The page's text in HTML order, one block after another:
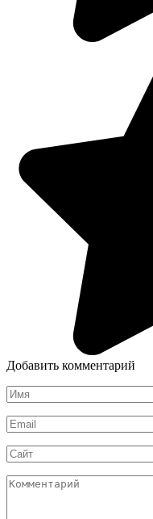
Добавить комментарий
Имя
*
Email
*
Сайт
Комментарий